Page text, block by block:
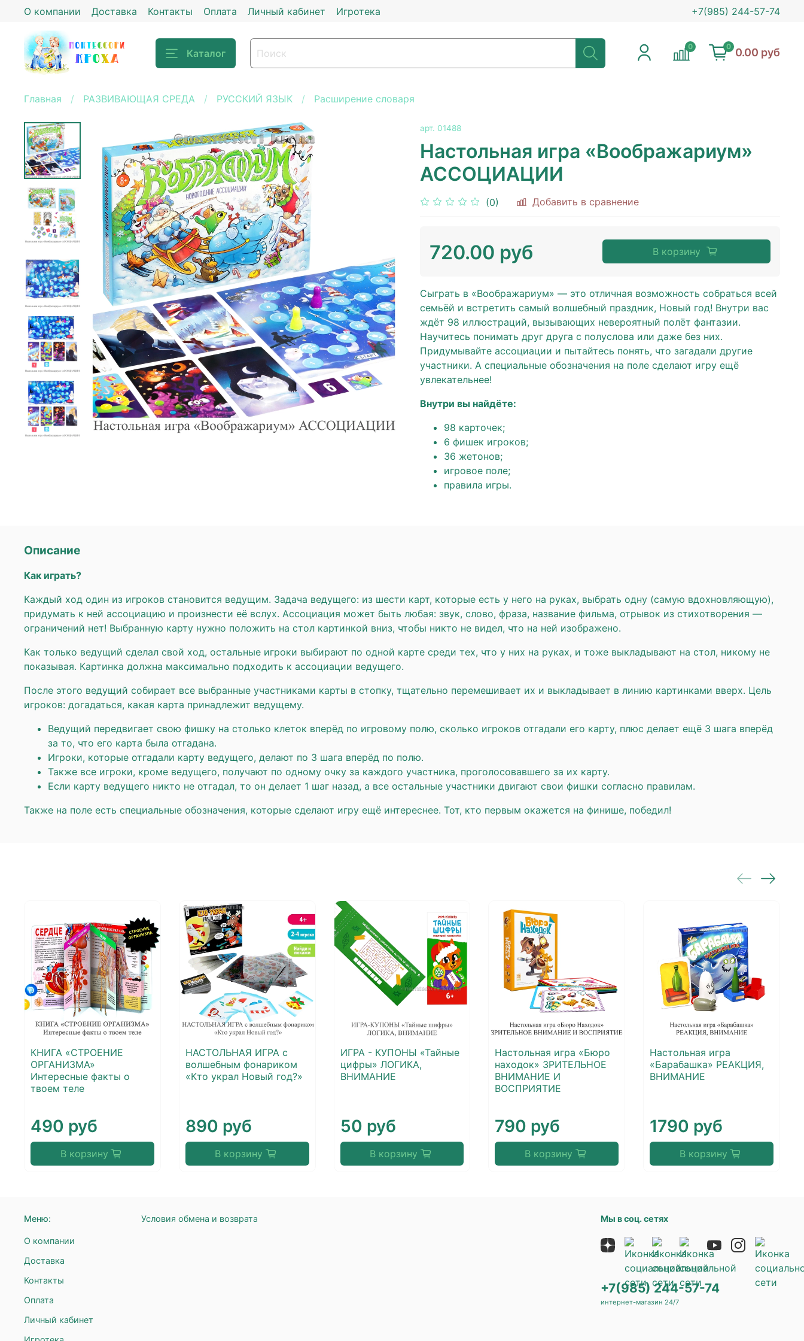
О компании Доставка Контакты Оплата Личный кабинет Игротека +7(985) 244-57-74
Каталог
0 0 0.00 руб
Главная РАЗВИВАЮЩАЯ СРЕДА РУССКИЙ ЯЗЫК Расширение словаря
арт. 01488
Настольная игра «Воображариум»
АССОЦИАЦИИ
(0) Добавить в сравнение
720.00 руб В корзину
Сыграть в «Воображариум» — это отличная возможность собраться всей
семьёй и встретить самый волшебный праздник, Новый год! Внутри вас
ждёт 98 иллюстраций, вызывающих невероятный полёт фантазии.
Научитесь понимать друг друга с полуслова или даже без них.
Придумывайте ассоциации и пытайтесь понять, что загадали другие
участники. А специальные обозначения на поле сделают игру ещё
увлекательнее!
Внутри вы найдёте:
98 карточек;
6 фишек игроков;
36 жетонов;
игровое поле;
правила игры.
Описание
Как играть?
Каждый ход один из игроков становится ведущим. Задача ведущего: из шести карт, которые есть у него на руках, выбрать одну (самую вдохновляющую),
придумать к ней ассоциацию и произнести её вслух. Ассоциация может быть любая: звук, слово, фраза, название фильма, отрывок из стихотворения —
ограничений нет! Выбранную карту нужно положить на стол картинкой вниз, чтобы никто не видел, что на ней изображено.
Как только ведущий сделал свой ход, остальные игроки выбирают по одной карте среди тех, что у них на руках, и тоже выкладывают на стол, никому не
показывая. Картинка должна максимально подходить к ассоциации ведущего.
После этого ведущий собирает все выбранные участниками карты в стопку, тщательно перемешивает их и выкладывает в линию картинками вверх. Цель
игроков: догадаться, какая карта принадлежит ведущему.
Ведущий передвигает свою фишку на столько клеток вперёд по игровому полю, сколько игроков отгадали его карту, плюс делает ещё 3 шага вперёд
за то, что его карта была отгадана.
Игроки, которые отгадали карту ведущего, делают по 3 шага вперёд по полю.
Также все игроки, кроме ведущего, получают по одному очку за каждого участника, проголосовавшего за их карту.
Если карту ведущего никто не отгадал, то он делает 1 шаг назад, а все остальные участники двигают свои фишки согласно правилам.
Также на поле есть специальные обозначения, которые сделают игру ещё интереснее. Тот, кто первым окажется на финише, победил!
КНИГА «СТРОЕНИЕ
ОРГАНИЗМА»
Интересные факты о
твоем теле
490 руб
В корзину
НАСТОЛЬНАЯ ИГРА с
волшебным фонариком
«Кто украл Новый год?»
890 руб
В корзину
ИГРА - КУПОНЫ «Тайные
цифры» ЛОГИКА,
ВНИМАНИЕ
50 руб
В корзину
Настольная игра «Бюро
находок» ЗРИТЕЛЬНОЕ
ВНИМАНИЕ И
ВОСПРИЯТИЕ
790 руб
В корзину
Настольная игра
«Барабашка» РЕАКЦИЯ,
ВНИМАНИЕ
1790 руб
В корзину
Меню:
О компании
Доставка
Контакты
Оплата
Личный кабинет
Условия обмена и возврата Мы в соц. сетях
+7(985) 244-57-74
интернет-магазин 24/7